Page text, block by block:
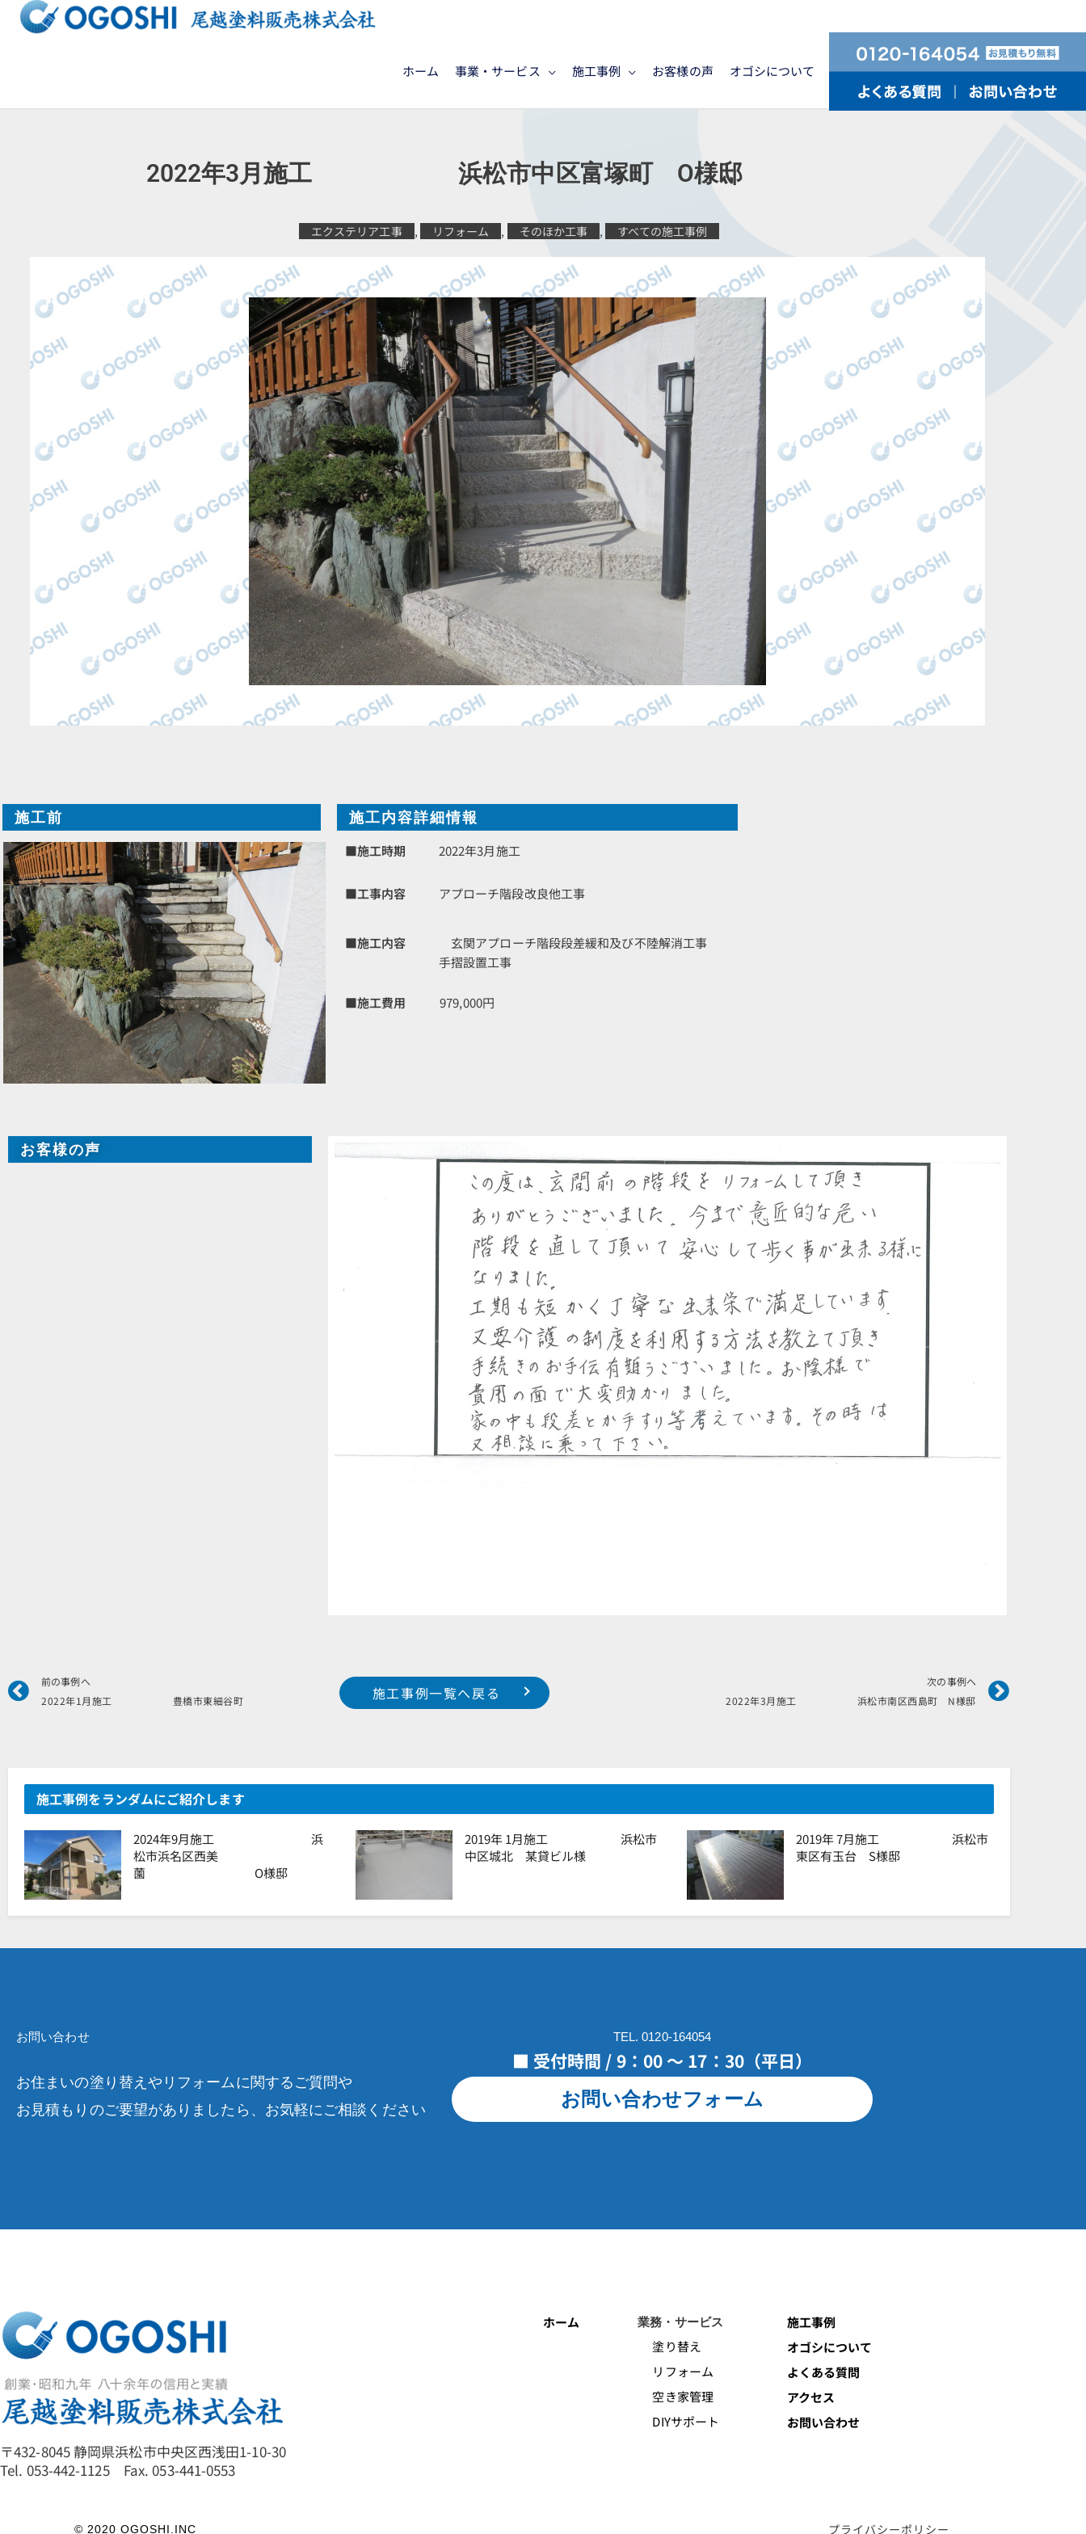
ッ
ホーム 事業・サービス 施工事例 お客様の声 オゴシについて
2022年3月施工 浜松市中区富塚町 O様邸
エクステリア工事 , リフォーム , そのほか工事 , すべての施工事例
施工前
施工内容詳細情報
■施工時期
2022年3月施工
■工事内容 アプローチ階段改良他工事
■施工内容
玄関アプローチ階段段差緩和及び不陸解消工事
手摺設置工事
■施工費用 979,000円
お客様の声
Prev
前の事例へ
2022年1月施工 豊橋市東細谷町
次の事例へ
2022年3月施工 浜松市南区西島町 N様邸
Next
施工事例一覧へ戻る
施工事例をランダムにご紹介します
2024年9月施工 浜
松市浜名区西美
薗 O様邸
2019年 1月施工 浜松市
中区城北 某貸ビル様
2019年 7月施工 浜松市
東区有玉台 S様邸
お問い合わせ
お住まいの塗り替えやリフォームに関するご質問や
お見積もりのご要望がありましたら、お気軽にご相談ください
TEL. 0120-164054
■ 受付時間 / 9：00 ～ 17：30（平日）
お問い合わせフォーム
〒432-8045 静岡県浜松市中央区西浅田1-10-30
Tel. 053-442-1125 Fax. 053-441-0553
ホーム 業務・サービス
塗り替え
リフォーム
空き家管理
DIYサポート
施工事例
オゴシについて
よくある質問
アクセス
お問い合わせ
© 2020 OGOSHI.INC プライバシーポリシー